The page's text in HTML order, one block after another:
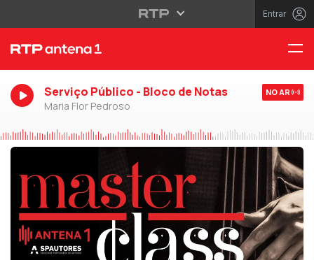
Entrar
Serviço Público - Bloco de Notas
Maria Flor Pedroso
NO AR